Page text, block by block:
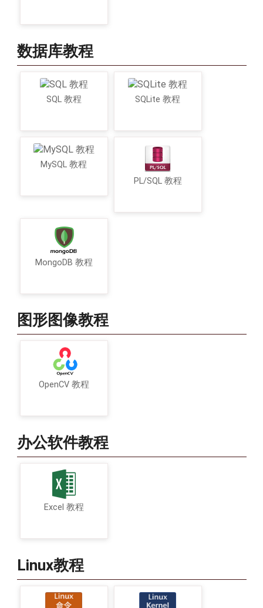
数据库教程
SQL 教程 SQLite 教程
MySQL 教程
PL/SQL 教程
MongoDB 教程
图形图像教程
OpenCV 教程
办公软件教程
Excel 教程
Linux教程